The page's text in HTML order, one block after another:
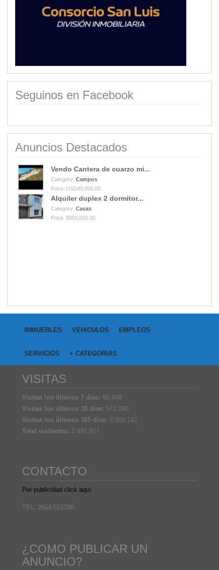
Seguinos en Facebook
Anuncios Destacados
Vendo Cantera de cuarzo mi...
Category: Campos
Price: USD40,000.00
Alquiler duplex 2 dormitor...
Category: Casas
Price: $850,000.00
INMUEBLES VEHICULOS EMPLEOS
SERVICIOS + CATEGORIAS
VISITAS
Visitas los últimos 7 días: 65.849
Visitas los últimos 30 días: 572.090
Visitas los últimos 365 días: 6.503.142
Total visitantes: 2.491.927
CONTACTO
Por publicidad click aquí
TEL: 2664-552296
¿COMO PUBLICAR UN
ANUNCIO?